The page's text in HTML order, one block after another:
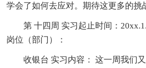
学会了如何去应对。期待这更多的挑
第 十四周 实习起止时间：
岗位（部门）：
收银台 实习内容： 这一周我们又